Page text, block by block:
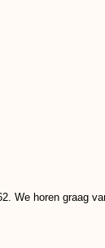
We horen graag